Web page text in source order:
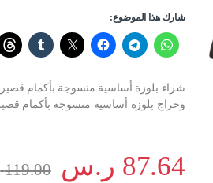
شارك هذا الموضوع:
وحراج بلوزة أساسية منسوجة بأكمام قصيرة
87.64 ر.س 119.00